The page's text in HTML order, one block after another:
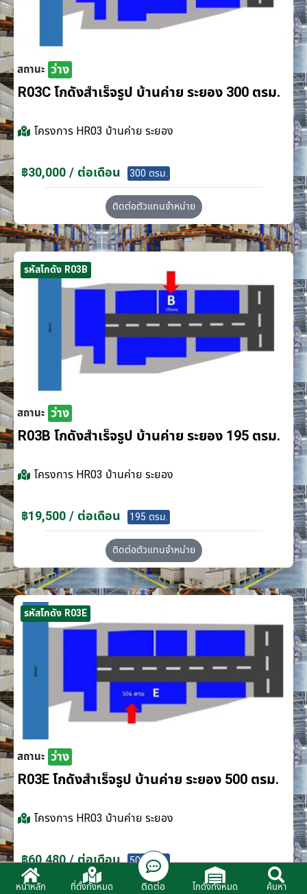
สถานะ ว่าง
R03C โกดังสำเร็จรูป บ้านค่าย ระยอง 300 ตรม.
โครงการ HR03 บ้านค่าย ระยอง
฿30,000 / ต่อเดือน 300 ตรม.
ติดต่อตัวแทนจำหน่าย
รหัสโกดัง R03B
สถานะ ว่าง
R03B โกดังสำเร็จรูป บ้านค่าย ระยอง 195 ตรม.
โครงการ HR03 บ้านค่าย ระยอง
฿19,500 / ต่อเดือน 195 ตรม.
ติดต่อตัวแทนจำหน่าย
รหัสโกดัง R03E
สถานะ ว่าง
R03E โกดังสำเร็จรูป บ้านค่าย ระยอง 500 ตรม.
โครงการ HR03 บ้านค่าย ระยอง
฿60,480 / ต่อเดือน 500 ตรม.
หน้าหลัก ที่ตั้งทั้งหมด ติดต่อ โกดังทั้งหมด ค้นหา